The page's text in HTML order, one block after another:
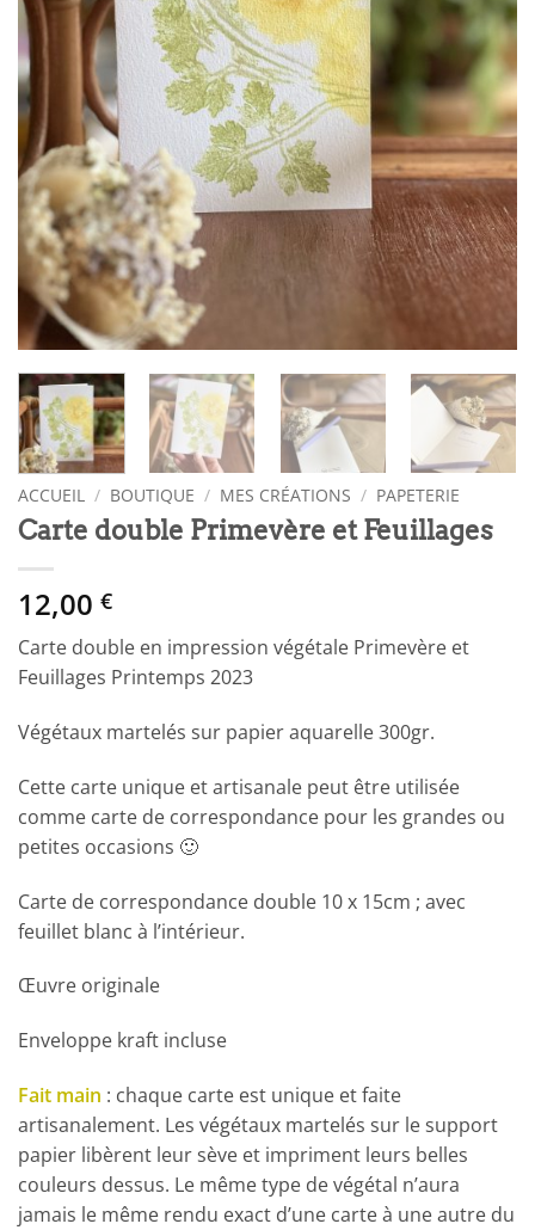
ACCUEIL / BOUTIQUE / MES CRÉATIONS / PAPETERIE
Carte double Primevère et Feuillages
12,00 €
Carte double en impression végétale Primevère et
Feuillages Printemps 2023
Végétaux martelés sur papier aquarelle 300gr.
Cette carte unique et artisanale peut être utilisée
comme carte de correspondance pour les grandes ou
petites occasions 🙂
Carte de correspondance double 10 x 15cm ; avec
feuillet blanc à l’intérieur.
Œuvre originale
Enveloppe kraft incluse
Fait main : chaque carte est unique et faite
artisanalement. Les végétaux martelés sur le support
papier libèrent leur sève et impriment leurs belles
couleurs dessus. Le même type de végétal n’aura
jamais le même rendu exact d’une carte à une autre du